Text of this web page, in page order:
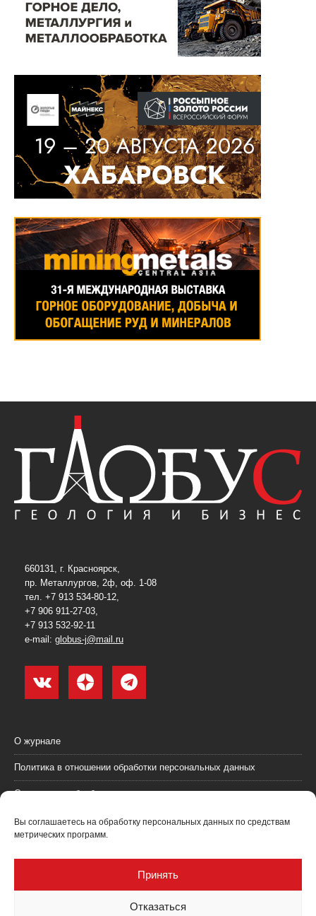
Вы соглашаетесь на обработку персональных данных по средствам
метрических программ.
Принять
Отказаться
660131, г. Красноярск,
пр. Металлургов, 2ф, оф. 1-08
тел. +7 913 534-80-12,
+7 906 911-27-03,
+7 913 532-92-11
e-mail: globus-j@mail.ru
О журнале
Политика в отношении обработки персональных данных
Согласие на обработку персональных данных
Пользовательское соглашение (оферта)